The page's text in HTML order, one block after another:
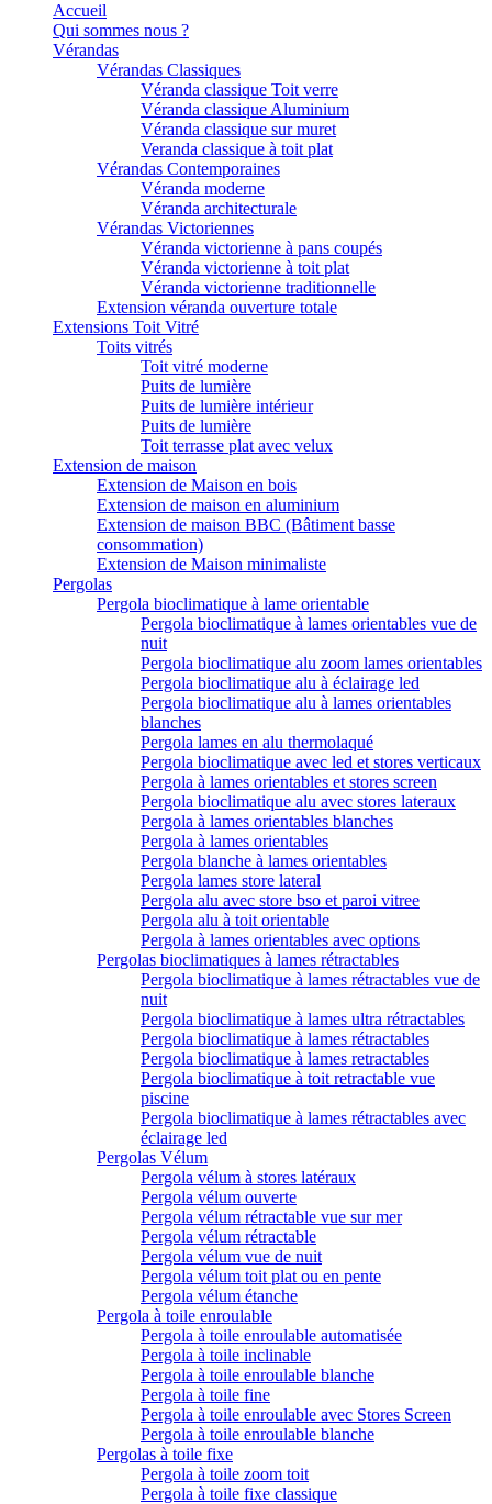
Accueil
Qui sommes nous ?
Vérandas
Vérandas Classiques
Véranda classique Toit verre
Véranda classique Aluminium
Véranda classique sur muret
Veranda classique à toit plat
Vérandas Contemporaines
Véranda moderne
Véranda architecturale
Vérandas Victoriennes
Véranda victorienne à pans coupés
Véranda victorienne à toit plat
Véranda victorienne traditionnelle
Extension véranda ouverture totale
Extensions Toit Vitré
Toits vitrés
Toit vitré moderne
Puits de lumière
Puits de lumière intérieur
Puits de lumière
Toit terrasse plat avec velux
Extension de maison
Extension de Maison en bois
Extension de maison en aluminium
Extension de maison BBC (Bâtiment basse
consommation)
Extension de Maison minimaliste
Pergolas
Pergola bioclimatique à lame orientable
Pergola bioclimatique à lames orientables vue de
nuit
Pergola bioclimatique alu zoom lames orientables
Pergola bioclimatique alu à éclairage led
Pergola bioclimatique alu à lames orientables
blanches
Pergola lames en alu thermolaqué
Pergola bioclimatique avec led et stores verticaux
Pergola à lames orientables et stores screen
Pergola bioclimatique alu avec stores lateraux
Pergola à lames orientables blanches
Pergola à lames orientables
Pergola blanche à lames orientables
Pergola lames store lateral
Pergola alu avec store bso et paroi vitree
Pergola alu à toit orientable
Pergola à lames orientables avec options
Pergolas bioclimatiques à lames rétractables
Pergola bioclimatique à lames rétractables vue de
nuit
Pergola bioclimatique à lames ultra rétractables
Pergola bioclimatique à lames rétractables
Pergola bioclimatique à lames retractables
Pergola bioclimatique à toit retractable vue
piscine
Pergola bioclimatique à lames rétractables avec
éclairage led
Pergolas Vélum
Pergola vélum à stores latéraux
Pergola vélum ouverte
Pergola vélum rétractable vue sur mer
Pergola vélum rétractable
Pergola vélum vue de nuit
Pergola vélum toit plat ou en pente
Pergola vélum étanche
Pergola à toile enroulable
Pergola à toile enroulable automatisée
Pergola à toile inclinable
Pergola à toile enroulable blanche
Pergola à toile fine
Pergola à toile enroulable avec Stores Screen
Pergola à toile enroulable blanche
Pergolas à toile fixe
Pergola à toile zoom toit
Pergola à toile fixe classique